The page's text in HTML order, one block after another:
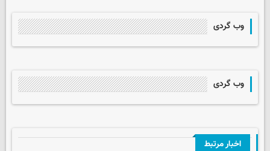
وب گردی
وب گردی
اخبار مرتبط